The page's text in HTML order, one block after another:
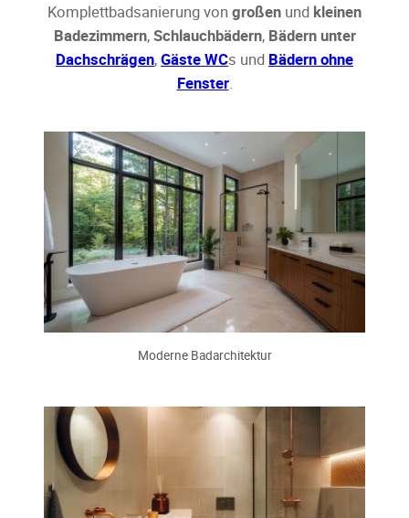
Komplettbadsanierung von großen und kleinen
Badezimmern,Schlauchbädern, Bädern unter
Dachschrägen,Gäste WCs und Bädern ohne
Fenster.
Moderne Badarchitektur